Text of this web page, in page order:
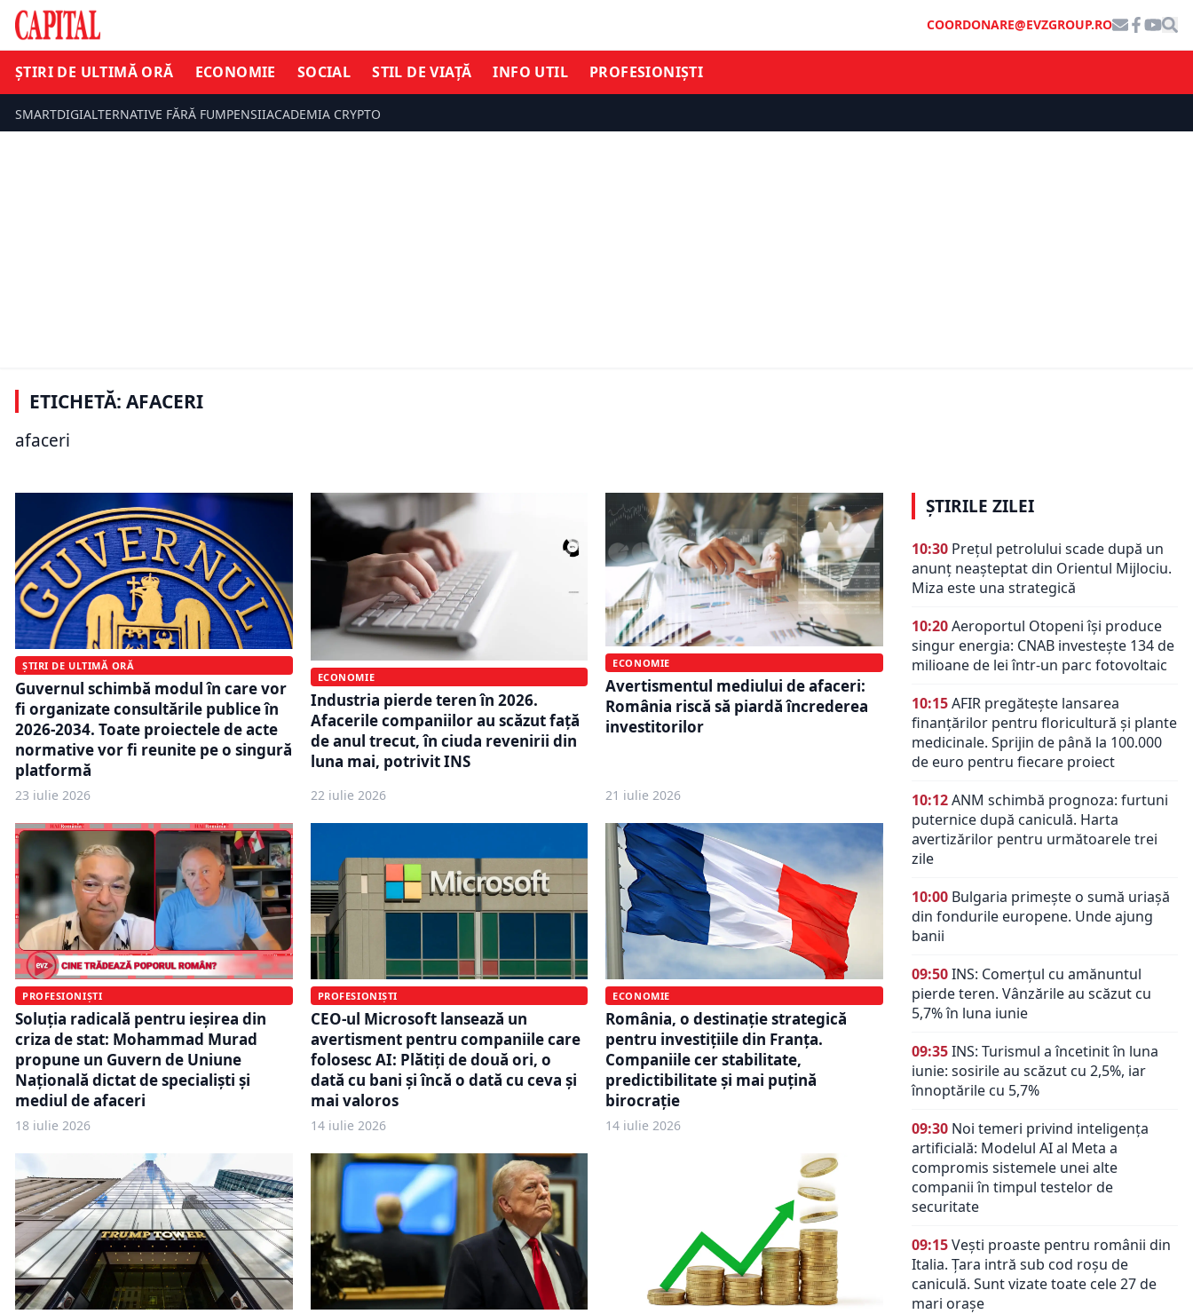
COORDONARE@EVZGROUP.RO
ȘTIRI DE ULTIMĂ ORĂ ECONOMIE SOCIAL STIL DE VIAȚĂ INFO UTIL PROFESIONIȘTI
SMARTDIGIALTERNATIVE FĂRĂ FUMPENSIIACADEMIA CRYPTO
ETICHETĂ: AFACERI
afaceri
reputația online a afacerilor din
România în 2026? Top 10 cele mai
recenzate profiluri Google Business
ȘTIRI DE ULTIMĂ ORĂ
Guvernul schimbă modul în care vor
fi organizate consultările publice în
2026-2034. Toate proiectele de acte
normative vor fi reunite pe o singură
platformă
23 iulie 2026
ECONOMIE
Industria pierde teren în 2026.
Afacerile companiilor au scăzut față
de anul trecut, în ciuda revenirii din
luna mai, potrivit INS
22 iulie 2026
ECONOMIE
Avertismentul mediului de afaceri:
România riscă să piardă încrederea
investitorilor
21 iulie 2026
PROFESIONIȘTI
Soluția radicală pentru ieșirea din
criza de stat: Mohammad Murad
propune un Guvern de Uniune
Națională dictat de specialiști și
mediul de afaceri
18 iulie 2026
PROFESIONIȘTI
CEO-ul Microsoft lansează un
avertisment pentru companiile care
folosesc AI: Plătiți de două ori, o
dată cu bani și încă o dată cu ceva și
mai valoros
14 iulie 2026
ECONOMIE
România, o destinație strategică
pentru investițiile din Franța.
Companiile cer stabilitate,
predictibilitate și mai puțină
birocrație
14 iulie 2026
ȘTIRILE ZILEI
10:30 Prețul petrolului scade după un
anunț neașteptat din Orientul Mijlociu.
Miza este una strategică
10:20Aeroportul Otopeni își produce
singur energia: CNAB investește 134 de
milioane de lei într-un parc fotovoltaic
10:15AFIR pregătește lansarea
finanțărilor pentru floricultură și plante
medicinale. Sprijin de până la 100.000
de euro pentru fiecare proiect
10:12ANM schimbă prognoza: furtuni
puternice după caniculă. Harta
avertizărilor pentru următoarele trei
zile
10:00 Bulgaria primește o sumă uriașă
din fondurile europene. Unde ajung
banii
09:50INS: Comerțul cu amănuntul
pierde teren. Vânzările au scăzut cu
5,7% în luna iunie
09:35INS: Turismul a încetinit în luna
iunie: sosirile au scăzut cu 2,5%, iar
înnoptările cu 5,7%
09:30 Noi temeri privind inteligența
artificială: Modelul AI al Meta a
compromis sistemele unei alte
companii în timpul testelor de
securitate
09:15Vești proaste pentru românii din
Italia. Țara intră sub cod roșu de
caniculă. Sunt vizate toate cele 27 de
mari orașe